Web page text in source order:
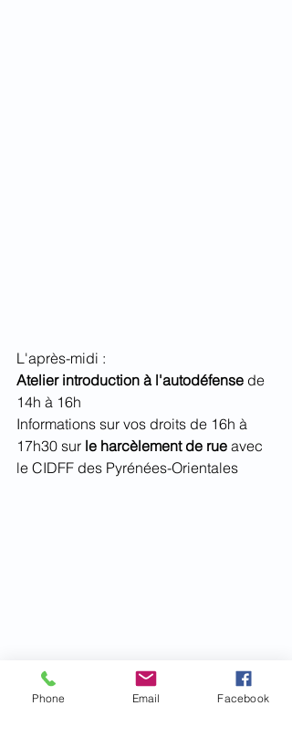
L'après-midi :
Atelier introduction à l'autodéfense de
14h à 16h
Informations sur vos droits de 16h à
17h30 sur le harcèlement de rue avec
le CIDFF des Pyrénées-Orientales
droits des femmes
avocats
Phone Email Facebook